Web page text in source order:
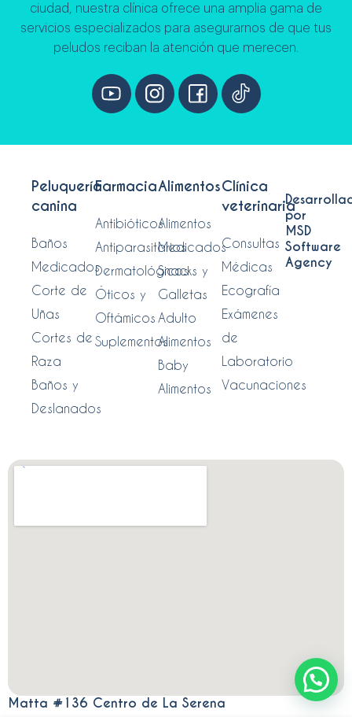
ciudad, nuestra clínica ofrece una amplia gama de
servicios especializados para asegurarnos de que tus
peludos reciban la atención que merecen.
Peluquería
canina
Baños
Medicados
Corte de
Uñas
Cortes de
Raza
Baños y
Deslanados
Farmacia
Antibióticos
Antiparasitarios
Dermatológicos
Óticos y
Oftámicos
Suplementos
Alimentos
Alimentos
Medicados
Snacks y
Galletas
Adulto
Alimentos
Baby
Alimentos
Clínica
veterinaria
Consultas
Médicas
Ecografía
Exámenes
de
Laboratorio
Vacunaciones
por
MSD
Software
Agency
Matta #136 Centro de La Serena